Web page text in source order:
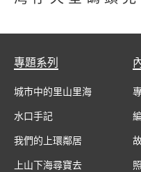
專題系列
城市中的里山里海
水口手記
我們的上環鄰居
上山下海尋寶去